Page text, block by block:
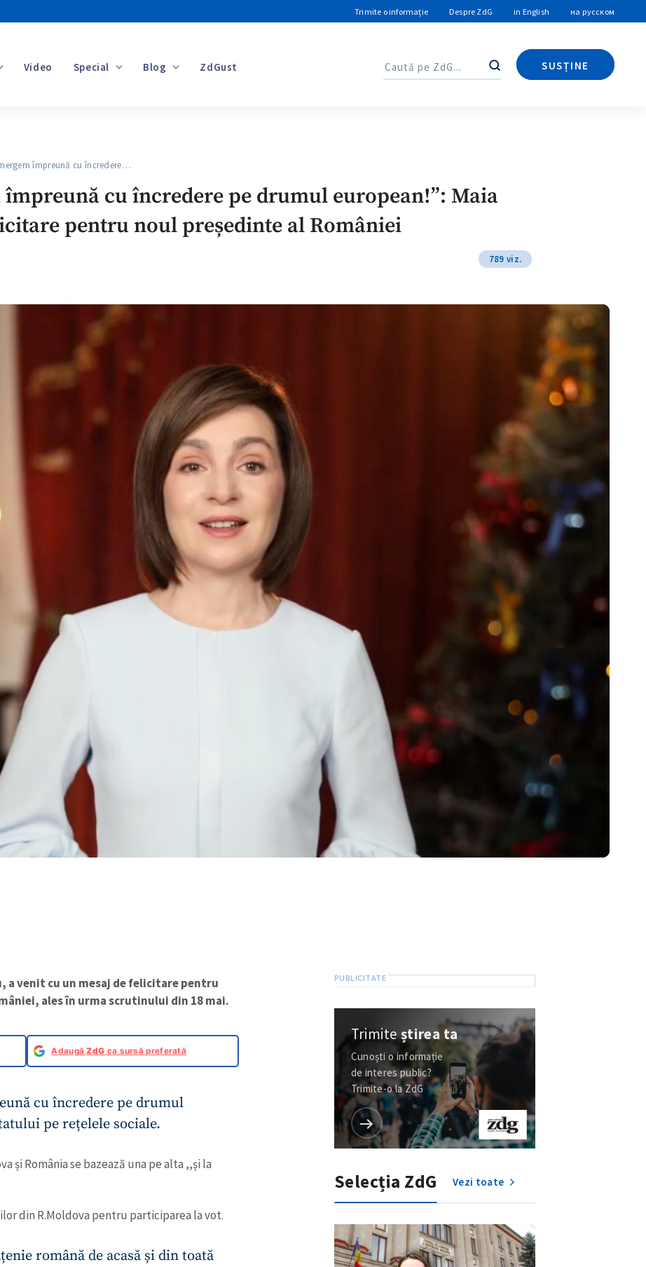
Trimite o informație Despre ZdG in English на русском
Video Special Blog ZdGust Caută
SUSȚINE
Caută
împreună cu încredere…
împreună cu încredere pe drumul european!”: Maia
pentru noul președinte al României
789 viz.
a venit cu un mesaj de felicitare pentru
ales în urma scrutinului din 18 mai.
AdaugăZdG ca sursă preferată
cu încredere pe drumul
pe rețelele sociale.
și România se bazează una pe alta ,,și la
din R.Moldova pentru participarea la vot.
română de acasă și din toată
Trimiteștirea ta
Cunoști o informație
de interes public?
Trimite-o la ZdG
Selecția ZdG Vezi toate